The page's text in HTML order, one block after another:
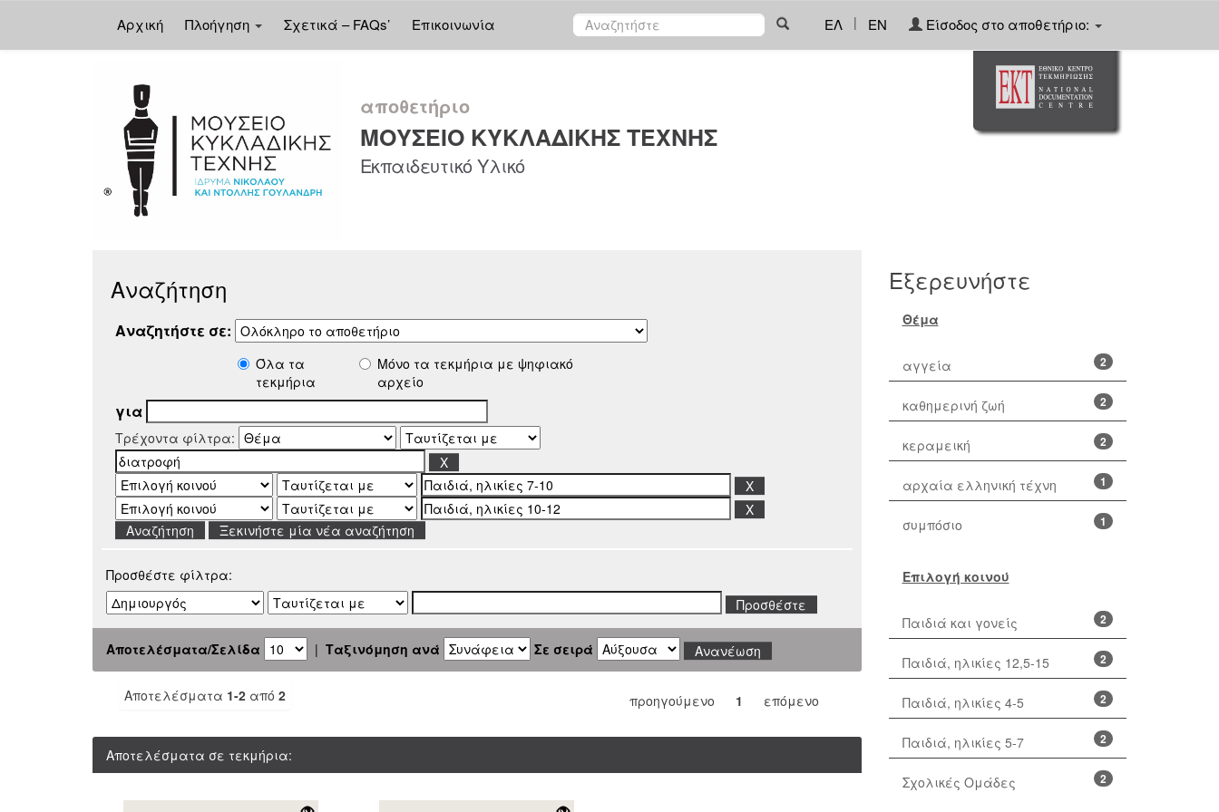
Αρχική Πλοήγηση Σχετικά – FAQs’ Επικοινωνία ΕΛ | EN Είσοδος στο αποθετήριο:
αποθετήριο
ΜΟΥΣΕΙΟ ΚΥΚΛΑΔΙΚΗΣ ΤΕΧΝΗΣ
Εκπαιδευτικό Υλικό
Αναζήτηση
Αναζητήστε σε:
Όλα τα
τεκμήρια
Μόνο τα τεκμήρια με ψηφιακό
αρχείο
για
Τρέχοντα φίλτρα:
Ξεκινήστε μία νέα αναζήτηση
Προσθέστε φίλτρα:
Αποτελέσματα/Σελίδα | Ταξινόμηση ανά Σε σειρά
Αποτελέσματα 1-2 από 2 προηγούμενο 1 επόμενο
Αποτελέσματα σε τεκμήρια:
Εξερευνήστε
Θέμα
2
αγγεία
2
καθημερινή ζωή
2
κεραμεική
1
αρχαία ελληνική τέχνη
1
συμπόσιο
Επιλογή κοινού
2
Παιδιά και γονείς
2
Παιδιά, ηλικίες 12,5-15
2
Παιδιά, ηλικίες 4-5
2
Παιδιά, ηλικίες 5-7
2
Σχολικές Ομάδες